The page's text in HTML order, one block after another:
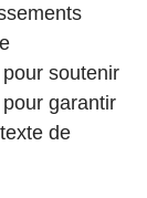
soutenir
garantir
de